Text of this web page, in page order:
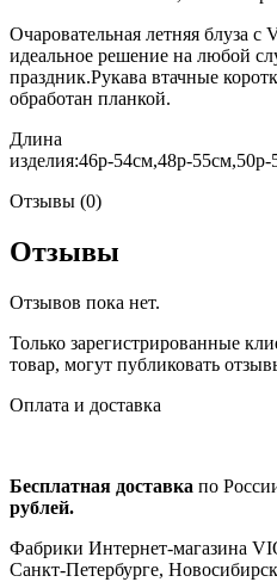
Очаровательная летняя блуза
идеальное решение на любой
праздник.Рукава втачные
обработан планкой.
Длина
изделия:46р-54см,48р-
Отзывы (0)
Отзывы
Отзывов пока нет.
Только зарегистрированные
товар, могут публиковать
Оплата и доставка
Бесплатная доставка по
рублей.
Фабрики Интернет-магазина
Санкт-Петербурге,